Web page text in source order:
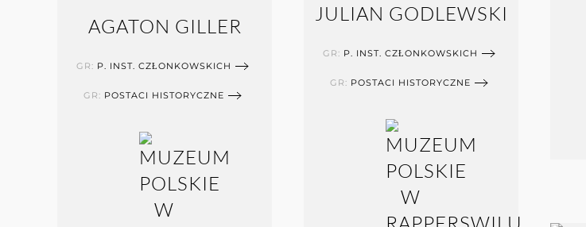
AGATON GILLER
GR: P. INST. CZŁONKOWSKICH
GR: POSTACI HISTORYCZNE
JULIAN GODLEWSKI
GR: P. INST. CZŁONKOWSKICH
GR: POSTACI HISTORYCZNE